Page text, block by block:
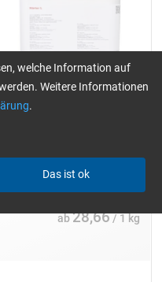
ab 28,66/ 1 kg
welche Information auf
Weitere Informationen
.
Das ist ok